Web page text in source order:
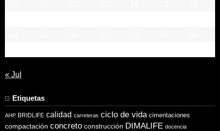
« Jul
Etiquetas
AHP BRIDLIFE calidad carreteras ciclo de vida cimentaciones
compactación concreto construcción DIMALIFE docencia